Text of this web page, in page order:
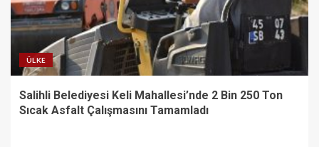
ÜLKE
Salihli Belediyesi Keli Mahallesi’nde 2 Bin 250 Ton
Sıcak Asfalt Çalışmasını Tamamladı